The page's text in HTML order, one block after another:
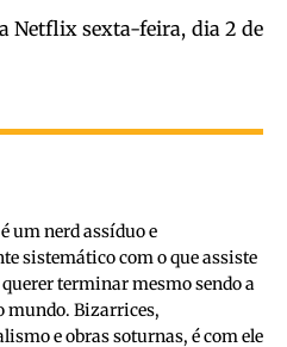
Netflix sexta-feira, dia 2 de
um nerd assíduo e
sistemático com o que assiste
querer terminar mesmo sendo a
mundo. Bizarrices,
e obras soturnas, é com ele